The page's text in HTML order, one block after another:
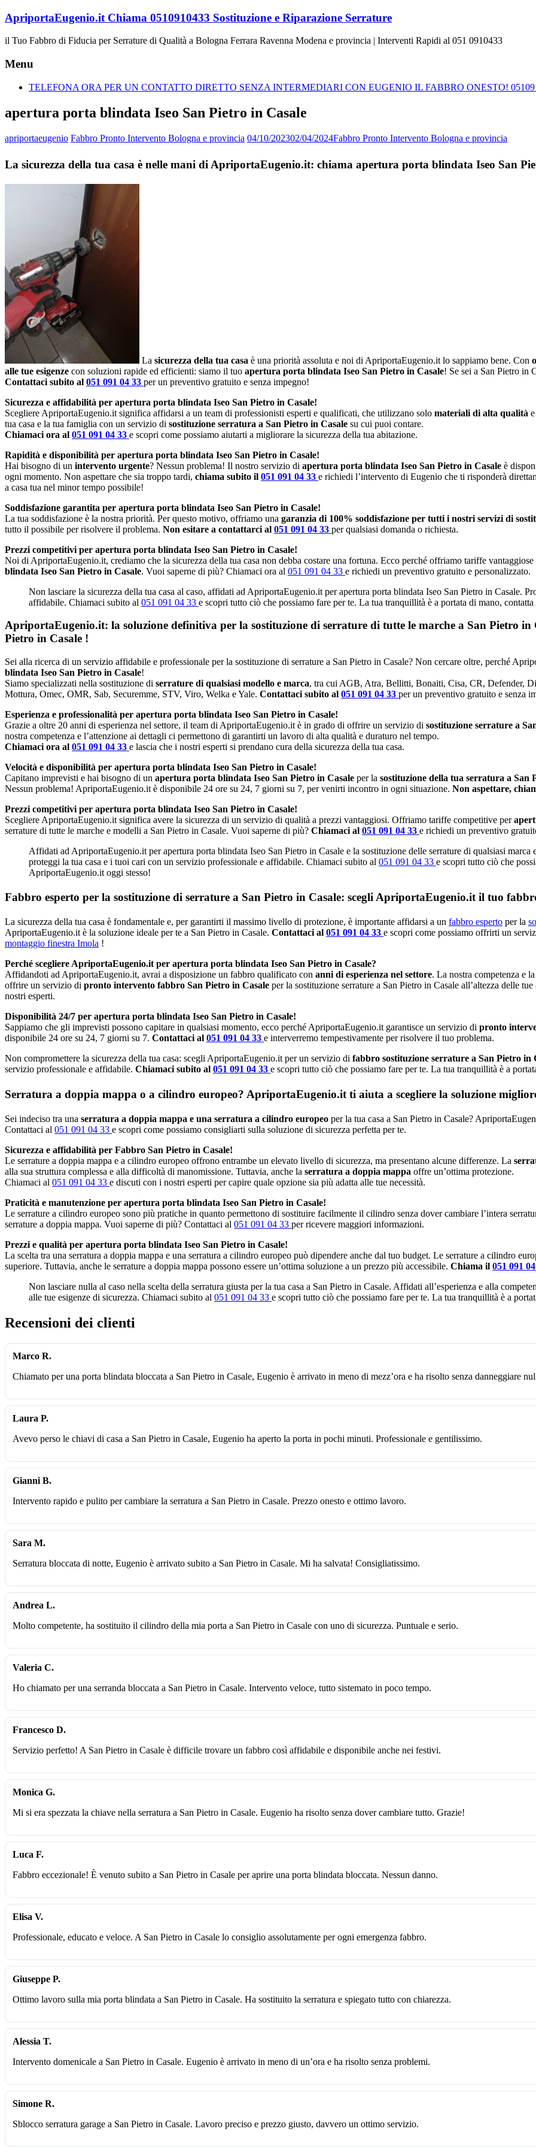
Vai
contenuto
ApriportaEugenio.it Chiama 0510910433 Sostituzione e Riparazione Serrature
il Tuo Fabbro di Fiducia per Serrature di Qualità a Bologna Ferrara Ravenna Modena e provincia | Interventi Rapidi al 051 0910433
Menu
TELEFONA ORA PER UN CONTATTO DIRETTO SENZA INTERMEDIARI CON EUGENIO IL FABBRO ONESTO!
apertura porta blindata Iseo San Pietro in Casale
apriportaeugenio Fabbro Pronto Intervento Bologna e provincia 04/10/202302/04/2024Fabbro Pronto Intervento Bologna e provincia
La sicurezza della tua casa è nelle mani di ApriportaEugenio.it: chiama apertura porta blindata Iseo San
La sicurezza della tua casa è una priorità assoluta e noi di ApriportaEugenio.it lo sappiamo bene. Con
alle tue esigenze con soluzioni rapide ed efficienti: siamo il tuo apertura porta blindata Iseo San Pietro in Casale! Se sei a San Pietro in
Contattaci subito al 051 091 04 33 per un preventivo gratuito e senza impegno!
Sicurezza e affidabilità per apertura porta blindata Iseo San Pietro in Casale!
Scegliere ApriportaEugenio.it significa affidarsi a un team di professionisti esperti e qualificati, che utilizzano solo materiali di alta qualità
tua casa e la tua famiglia con un servizio di sostituzione serratura a San Pietro in Casale su cui puoi contare.
Chiamaci ora al 051 091 04 33 e scopri come possiamo aiutarti a migliorare la sicurezza della tua abitazione.
Rapidità e disponibilità per apertura porta blindata Iseo San Pietro in Casale!
Hai bisogno di un intervento urgente? Nessun problema! Il nostro servizio di apertura porta blindata Iseo San Pietro in Casale è
ogni momento. Non aspettare che sia troppo tardi, chiama subito il 051 091 04 33 e richiedi l’intervento di Eugenio che ti risponderà
a casa tua nel minor tempo possibile!
Soddisfazione garantita per apertura porta blindata Iseo San Pietro in Casale!
La tua soddisfazione è la nostra priorità. Per questo motivo, offriamo una garanzia di 100% soddisfazione per tutti i nostri servizi di
tutto il possibile per risolvere il problema. Non esitare a contattarci al 051 091 04 33 per qualsiasi domanda o richiesta.
Prezzi competitivi per apertura porta blindata Iseo San Pietro in Casale!
Noi di ApriportaEugenio.it, crediamo che la sicurezza della tua casa non debba costare una fortuna. Ecco perché offriamo tariffe
blindata Iseo San Pietro in Casale. Vuoi saperne di più? Chiamaci ora al 051 091 04 33 e richiedi un preventivo gratuito e personalizzato.
Non lasciare la sicurezza della tua casa al caso, affidati ad ApriportaEugenio.it per apertura porta blindata Iseo San Pietro in Casale.
affidabile. Chiamaci subito al 051 091 04 33 e scopri tutto ciò che possiamo fare per te. La tua tranquillità è a portata di mano,
ApriportaEugenio.it: la soluzione definitiva per la sostituzione di serrature di tutte le marche a San Pietro
Pietro in Casale !
Sei alla ricerca di un servizio affidabile e professionale per la sostituzione di serrature a San Pietro in Casale? Non cercare oltre, perché
blindata Iseo San Pietro in Casale!
Siamo specializzati nella sostituzione di serrature di qualsiasi modello e marca, tra cui AGB, Atra, Bellitti, Bonaiti, Cisa, CR, Defender,
Mottura, Omec, OMR, Sab, Securemme, STV, Viro, Welka e Yale. Contattaci subito al 051 091 04 33 per un preventivo gratuito e senza
Esperienza e professionalità per apertura porta blindata Iseo San Pietro in Casale!
Grazie a oltre 20 anni di esperienza nel settore, il team di ApriportaEugenio.it è in grado di offrire un servizio di sostituzione serrature a
nostra competenza e l’attenzione ai dettagli ci permettono di garantirti un lavoro di alta qualità e duraturo nel tempo.
Chiamaci ora al 051 091 04 33 e lascia che i nostri esperti si prendano cura della sicurezza della tua casa.
Velocità e disponibilità per apertura porta blindata Iseo San Pietro in Casale!
Capitano imprevisti e hai bisogno di un apertura porta blindata Iseo San Pietro in Casale per la sostituzione della tua serratura a San
Nessun problema! ApriportaEugenio.it è disponibile 24 ore su 24, 7 giorni su 7, per venirti incontro in ogni situazione. Non aspettare,
Prezzi competitivi per apertura porta blindata Iseo San Pietro in Casale!
Scegliere ApriportaEugenio.it significa avere la sicurezza di un servizio di qualità a prezzi vantaggiosi. Offriamo tariffe competitive per
serrature di tutte le marche e modelli a San Pietro in Casale. Vuoi saperne di più? Chiamaci al 051 091 04 33 e richiedi un preventivo
Affidati ad ApriportaEugenio.it per apertura porta blindata Iseo San Pietro in Casale e la sostituzione delle serrature di qualsiasi
proteggi la tua casa e i tuoi cari con un servizio professionale e affidabile. Chiamaci subito al 051 091 04 33 e scopri tutto ciò che
ApriportaEugenio.it oggi stesso!
Fabbro esperto per la sostituzione di serrature a San Pietro in Casale: scegli ApriportaEugenio.it il tuo
La sicurezza della tua casa è fondamentale e, per garantirti il massimo livello di protezione, è importante affidarsi a un fabbro esperto per la
ApriportaEugenio.it è la soluzione ideale per te a San Pietro in Casale. Contattaci al 051 091 04 33 e scopri come possiamo offrirti un
montaggio finestra Imola !
Perché scegliere ApriportaEugenio.it per apertura porta blindata Iseo San Pietro in Casale?
Affidandoti ad ApriportaEugenio.it, avrai a disposizione un fabbro qualificato con anni di esperienza nel settore. La nostra competenza e
offrire un servizio di pronto intervento fabbro San Pietro in Casale per la sostituzione serrature a San Pietro in Casale all’altezza delle
nostri esperti.
Disponibilità 24/7 per apertura porta blindata Iseo San Pietro in Casale!
Sappiamo che gli imprevisti possono capitare in qualsiasi momento, ecco perché ApriportaEugenio.it garantisce un servizio di pronto
disponibile 24 ore su 24, 7 giorni su 7. Contattaci al 051 091 04 33 e interverremo tempestivamente per risolvere il tuo problema.
Non compromettere la sicurezza della tua casa: scegli ApriportaEugenio.it per un servizio di fabbro sostituzione serrature a San Pietro in
servizio professionale e affidabile. Chiamaci subito al 051 091 04 33 e scopri tutto ciò che possiamo fare per te. La tua tranquillità è a
Serratura a doppia mappa o a cilindro europeo? ApriportaEugenio.it ti aiuta a scegliere la soluzione
Sei indeciso tra una serratura a doppia mappa e una serratura a cilindro europeo per la tua casa a San Pietro in Casale?
Contattaci al 051 091 04 33 e scopri come possiamo consigliarti sulla soluzione di sicurezza perfetta per te.
Sicurezza e affidabilità per Fabbro San Pietro in Casale!
Le serrature a doppia mappa e a cilindro europeo offrono entrambe un elevato livello di sicurezza, ma presentano alcune differenze. La
alla sua struttura complessa e alla difficoltà di manomissione. Tuttavia, anche la serratura a doppia mappa offre un’ottima protezione.
Chiamaci al 051 091 04 33 e discuti con i nostri esperti per capire quale opzione sia più adatta alle tue necessità.
Praticità e manutenzione per apertura porta blindata Iseo San Pietro in Casale!
Le serrature a cilindro europeo sono più pratiche in quanto permettono di sostituire facilmente il cilindro senza dover cambiare l’intera
serrature a doppia mappa. Vuoi saperne di più? Contattaci al 051 091 04 33 per ricevere maggiori informazioni.
Prezzi e qualità per apertura porta blindata Iseo San Pietro in Casale!
La scelta tra una serratura a doppia mappa e una serratura a cilindro europeo può dipendere anche dal tuo budget. Le serrature a cilindro
superiore. Tuttavia, anche le serrature a doppia mappa possono essere un’ottima soluzione a un prezzo più accessibile. Chiama il 051 091
Non lasciare nulla al caso nella scelta della serratura giusta per la tua casa a San Pietro in Casale. Affidati all’esperienza e alla
alle tue esigenze di sicurezza. Chiamaci subito al 051 091 04 33 e scopri tutto ciò che possiamo fare per te. La tua tranquillità è a
Recensioni dei clienti
Marco R.
Chiamato per una porta blindata bloccata a San Pietro in Casale, Eugenio è arrivato in meno di mezz’ora e ha risolto senza danneggiare
Laura P.
Avevo perso le chiavi di casa a San Pietro in Casale, Eugenio ha aperto la porta in pochi minuti. Professionale e gentilissimo.
Gianni B.
Intervento rapido e pulito per cambiare la serratura a San Pietro in Casale. Prezzo onesto e ottimo lavoro.
Sara M.
Serratura bloccata di notte, Eugenio è arrivato subito a San Pietro in Casale. Mi ha salvata! Consigliatissimo.
Andrea L.
Molto competente, ha sostituito il cilindro della mia porta a San Pietro in Casale con uno di sicurezza. Puntuale e serio.
Valeria C.
Ho chiamato per una serranda bloccata a San Pietro in Casale. Intervento veloce, tutto sistemato in poco tempo.
Francesco D.
Servizio perfetto! A San Pietro in Casale è difficile trovare un fabbro così affidabile e disponibile anche nei festivi.
Monica G.
Mi si era spezzata la chiave nella serratura a San Pietro in Casale. Eugenio ha risolto senza dover cambiare tutto. Grazie!
Luca F.
Fabbro eccezionale! È venuto subito a San Pietro in Casale per aprire una porta blindata bloccata. Nessun danno.
Elisa V.
Professionale, educato e veloce. A San Pietro in Casale lo consiglio assolutamente per ogni emergenza fabbro.
Giuseppe P.
Ottimo lavoro sulla mia porta blindata a San Pietro in Casale. Ha sostituito la serratura e spiegato tutto con chiarezza.
Alessia T.
Intervento domenicale a San Pietro in Casale. Eugenio è arrivato in meno di un’ora e ha risolto senza problemi.
Simone R.
Sblocco serratura garage a San Pietro in Casale. Lavoro preciso e prezzo giusto, davvero un ottimo servizio.